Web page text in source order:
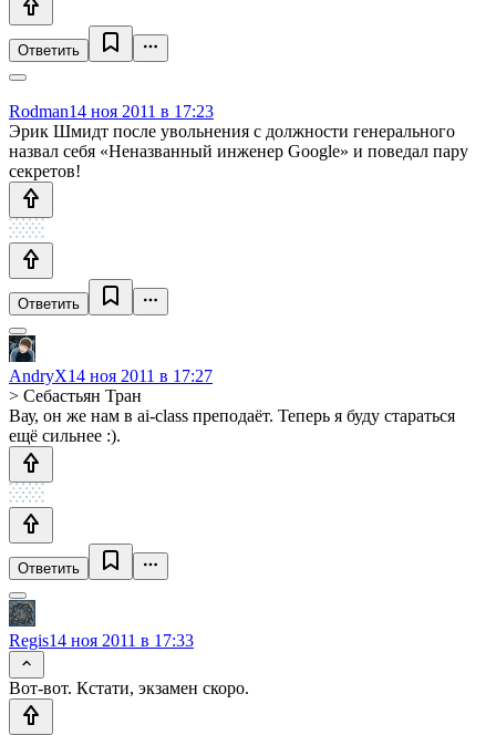
Ответить
Rodman14 ноя 2011 в 17:23
Эрик Шмидт после увольнения с должности генерального
назвал себя «Неназванный инженер Google» и поведал пару
секретов!
Ответить
AndryX14 ноя 2011 в 17:27
> Себастьян Тран
Вау, он же нам в ai-class преподаёт. Теперь я буду стараться
ещё сильнее :).
Ответить
Regis14 ноя 2011 в 17:33
Вот-вот. Кстати, экзамен скоро.